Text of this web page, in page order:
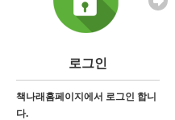
로그인
책나래홈페이지에서 로그인 합니
다.